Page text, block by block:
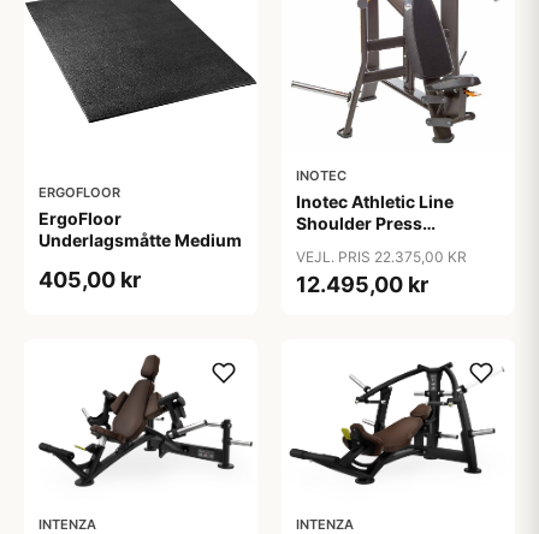
ERGOFLOOR
ErgoFloor
Underlagsmåtte Medium
405,00 kr
INOTEC
Inotec Athletic Line
Shoulder Press
VEJL. PRIS 22.375,00 KR
12.495,00 kr
INTENZA INTENZA